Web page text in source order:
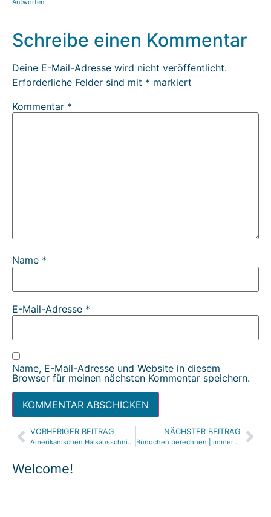
Welcome!
Antworten
Schreibe einen Kommentar
Deine E-Mail-Adresse wird nicht veröffentlicht.
Erforderliche Felder sind mit * markiert
Kommentar *
Name *
E-Mail-Adresse *
Name, E-Mail-Adresse und Website in diesem
Browser für meinen nächsten Kommentar speichern.
Alternative:
VORHERIGER BEITRAG
Amerikanischen Halsausschnitt konstruieren & nähen | Schnittmuster ändern | SHIRT HACKS
NÄCHSTER BEITRAG
Bündchen berechnen | immer passende Länge Halsbündchen berechnen | Dehnungsfaktor berechnen | Nähen lernen